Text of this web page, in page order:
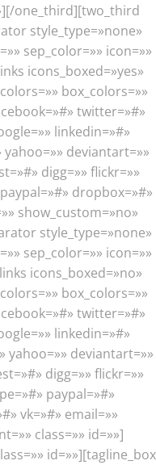
one_third][two_third
style_type=»none»
sep_color=»» icon=»»
icons_boxed=»yes»
box_colors=»»
twitter=»#»
linkedin=»#»
deviantart=»»
digg=»» flickr=»»
dropbox=»#»
show_custom=»no»
style_type=»none»
sep_color=»» icon=»»
icons_boxed=»no»
box_colors=»»
twitter=»#»
linkedin=»#»
yahoo=»» deviantart=»»
digg=»» flickr=»»
paypal=»#»
vk=»#» email=»»
class=»» id=»»]
id=»»][tagline_box